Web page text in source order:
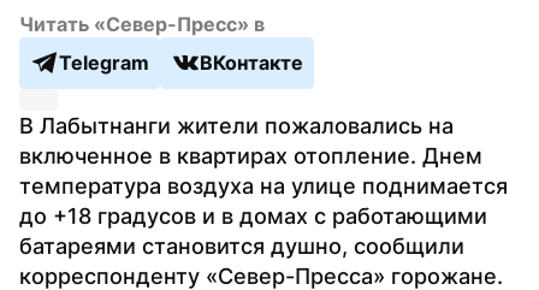
Читать «Север-Пресс» в
Telegram
ВКонтакте
В Лабытнанги жители пожаловались на
включенное в квартирах отопление. Днем
температура воздуха на улице поднимается
до +18 градусов и в домах с работающими
батареями становится душно, сообщили
корреспонденту «Север-Пресса» горожане.